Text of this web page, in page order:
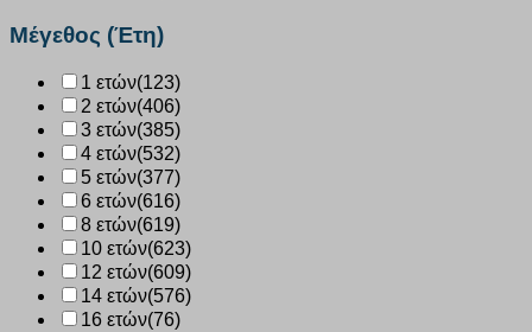
Μέγεθος (Έτη)
1 ετών(123)
2 ετών(406)
3 ετών(385)
4 ετών(532)
5 ετών(377)
6 ετών(616)
8 ετών(619)
10 ετών(623)
12 ετών(609)
14 ετών(576)
16 ετών(76)